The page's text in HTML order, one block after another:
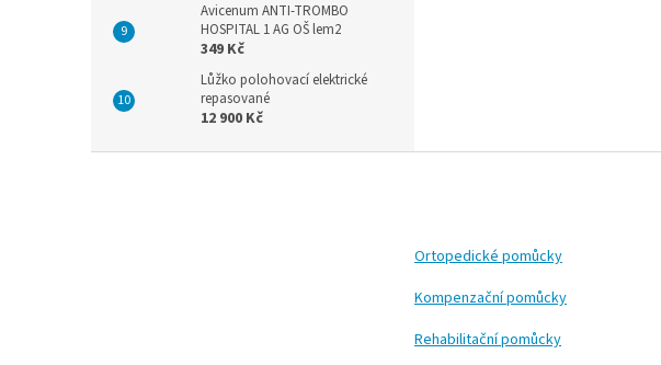
Avicenum ANTI-TROMBO
HOSPITAL 1 AG OŠ lem2
349 Kč
Lůžko polohovací elektrické
repasované
12 900 Kč
Ortopedické pomůcky
Kompenzační pomůcky
Rehabilitační pomůcky